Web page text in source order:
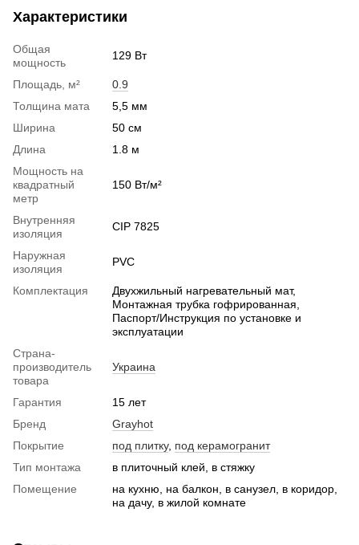
Характеристики
Общая
мощность
129 Вт
Площадь, м²
0.9
Толщина мата
5,5 мм
Ширина
50 см
Длина
1.8 м
Мощность на
квадратный
метр
150 Вт/м²
Внутренняя
изоляция
CIP 7825
Наружная
изоляция
PVС
Комплектация
Двухжильный нагревательный мат,
Монтажная трубка гофрированная,
Паспорт/Инструкция по установке и
эксплуатации
Страна-
производитель
товара
Украина
Гарантия
15 лет
Бренд
Grayhot
Покрытие
под плитку, под керамогранит
Тип монтажа
в плиточный клей, в стяжку
Помещение
на кухню, на балкон, в санузел, в коридор,
на дачу, в жилой комнате